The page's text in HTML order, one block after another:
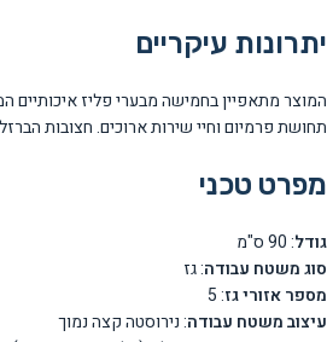
יתרונות עיקריים
תחושת פרמיום וחיי שירות ארוכים. חצובות
מפרט טכני
גודל: 90 ס"מ
סוג משטח עבודה: גז
מספר אזורי גז: 5
עיצוב משטח עבודה: נירוסטה קצה נמוך